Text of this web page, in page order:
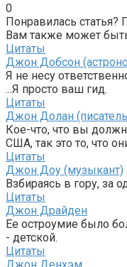
0
Понравилась статья?
Вам также может
Цитаты
Джон Добсон
Я не несу
...Я просто ваш гид.
Цитаты
Джон Долан
Кое-что, что вы
США, так это то, что
Цитаты
Джон Доу (музыкант)
Взбираясь в гору, за
Цитаты
Джон Драйден
Ее остроумие было
- детской.
Цитаты